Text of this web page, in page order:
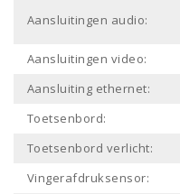
Aansluitingen audio:
Aansluitingen video:
Aansluiting ethernet:
Toetsenbord:
Toetsenbord verlicht:
Vingerafdruksensor: